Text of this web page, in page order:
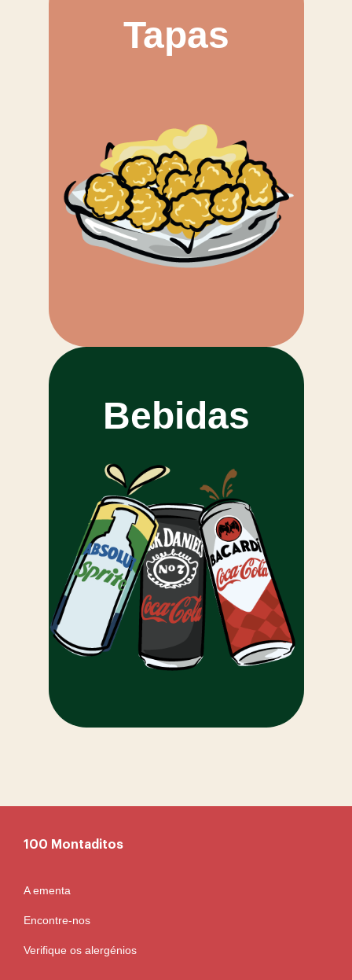
Tapas
Bebidas
100 Montaditos
A ementa
Encontre-nos
Verifique os alergénios